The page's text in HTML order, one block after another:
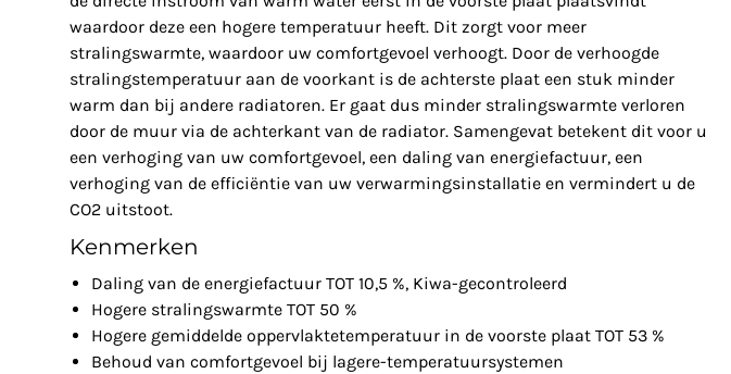
waardoor deze een hogere temperatuur heeft. Dit zorgt voor meer
stralingswarmte, waardoor uw comfortgevoel verhoogt. Door de verhoogde
stralingstemperatuur aan de voorkant is de achterste plaat een stuk minder
warm dan bij andere radiatoren. Er gaat dus minder stralingswarmte verloren
door de muur via de achterkant van de radiator. Samengevat betekent dit voor u
een verhoging van uw comfortgevoel, een daling van energiefactuur, een
verhoging van de efficiëntie van uw verwarmingsinstallatie en vermindert u de
CO2 uitstoot.
Kenmerken
Daling van de energiefactuur TOT 10,5 %, Kiwa-gecontroleerd
Hogere stralingswarmte TOT 50 %
Hogere gemiddelde oppervlaktetemperatuur in de voorste plaat TOT 53 %
Behoud van comfortgevoel bij lagere-temperatuursystemen